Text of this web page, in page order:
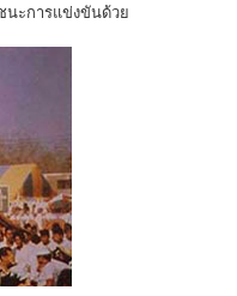
นะการแข่งขันด้วย